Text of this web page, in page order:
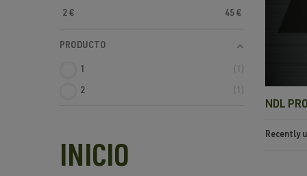
2 € 45 €
PRODUCTO
1 1
2 1
INICIO
NDL
Recently